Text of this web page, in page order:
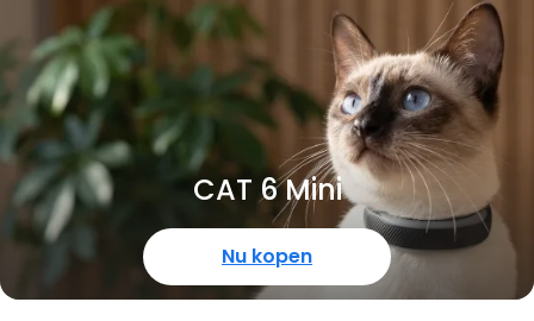
CAT 6 Mini
Nu kopen